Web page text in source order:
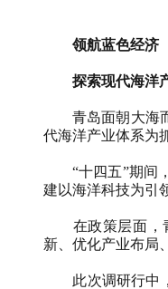
领航蓝色经济
探索现代海洋
青岛面朝大海而
代海洋产业体系为
“十四五”期间，
建以海洋科技为引
在政策层面，青
新、优化产业布局
此次调研行中，